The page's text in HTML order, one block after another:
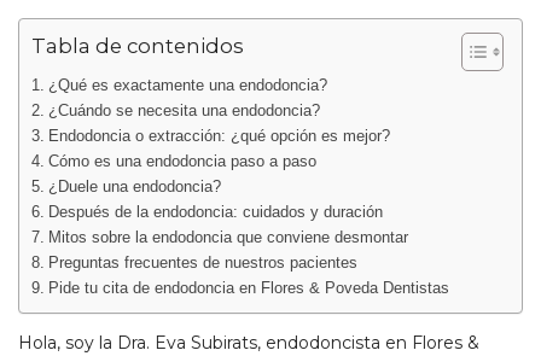
Tabla de contenidos
¿Qué es exactamente una endodoncia?
¿Cuándo se necesita una endodoncia?
Endodoncia o extracción: ¿qué opción es mejor?
Cómo es una endodoncia paso a paso
¿Duele una endodoncia?
Después de la endodoncia: cuidados y duración
Mitos sobre la endodoncia que conviene desmontar
Preguntas frecuentes de nuestros pacientes
Pide tu cita de endodoncia en Flores & Poveda Dentistas
Hola, soy la Dra. Eva Subirats, endodoncista en Flores &